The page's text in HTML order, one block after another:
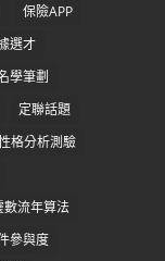
保險APP
選才
學筆劃
定聯話題
格分析測驗
數流年算法
參與度